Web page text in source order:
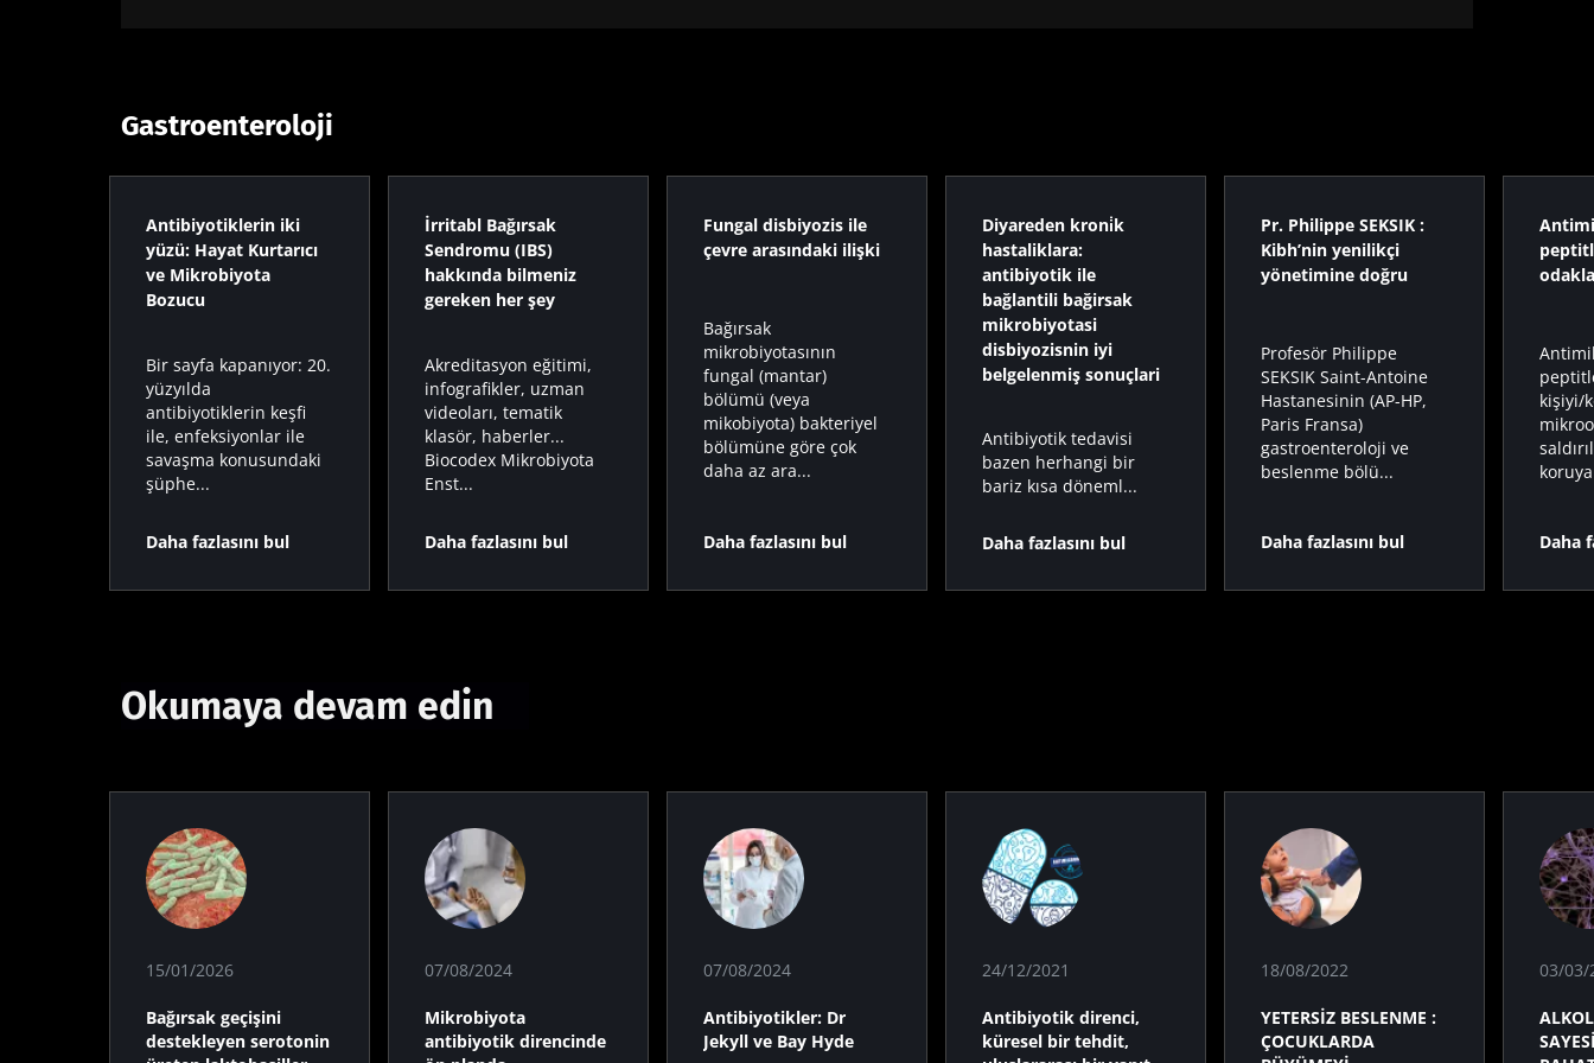
Gastroenteroloji
Antibiyotiklerin iki
yüzü: Hayat Kurtarıcı
ve Mikrobiyota
Bozucu
Bir sayfa kapanıyor: 20.
yüzyılda
antibiyotiklerin keşfi
ile, enfeksiyonlar ile
savaşma konusundaki
şüphe...
Daha fazlasını bul
İrritabl Bağırsak
Sendromu (IBS)
hakkında bilmeniz
gereken her şey
Akreditasyon eğitimi,
infografikler, uzman
videoları, tematik
klasör, haberler...
Biocodex Mikrobiyota
Enst...
Daha fazlasını bul
Fungal disbiyozis ile
çevre arasındaki ilişki
Bağırsak
mikrobiyotasının
fungal (mantar)
bölümü (veya
mikobiyota) bakteriyel
bölümüne göre çok
daha az ara...
Daha fazlasını bul
Diyareden kroni̇k
hastaliklara:
antibiyotik ile
bağlantili bağirsak
mikrobiyotasi
disbiyozisnin iyi
belgelenmiş sonuçlari
Antibiyotik tedavisi
bazen herhangi bir
bariz kısa döneml...
Daha fazlasını bul
Pr. Philippe SEKSIK :
Kibh’nin yenilikçi
yönetimine doğru
Profesör Philippe
SEKSIK Saint-Antoine
Hastanesinin (AP-HP,
Paris Fransa)
gastroenteroloji ve
beslenme bölü...
Daha fazlasını bul
kişiyi/
Daha
Okumaya devam edin
15/01/2026
Bağırsak geçişini
destekleyen serotonin
07/08/2024
Mikrobiyota
antibiyotik direncinde
07/08/2024
Antibiyotikler: Dr
Jekyll ve Bay Hyde
24/12/2021
Antibiyotik direnci,
küresel bir tehdit,
18/08/2022
YETERSİZ BESLENME :
ÇOCUKLARDA
03/03/